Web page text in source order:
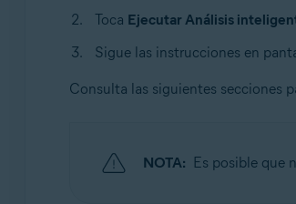
Toca Ejecutar Análisis
Sigue las instrucciones en
Consulta las siguientes secciones
NOTA: Es posible que